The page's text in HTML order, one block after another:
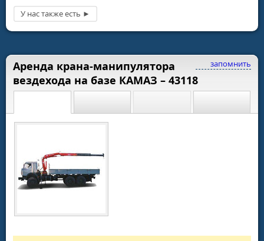
запомнить
Аренда крана-манипулятора
вездехода на базе КАМАЗ – 43118